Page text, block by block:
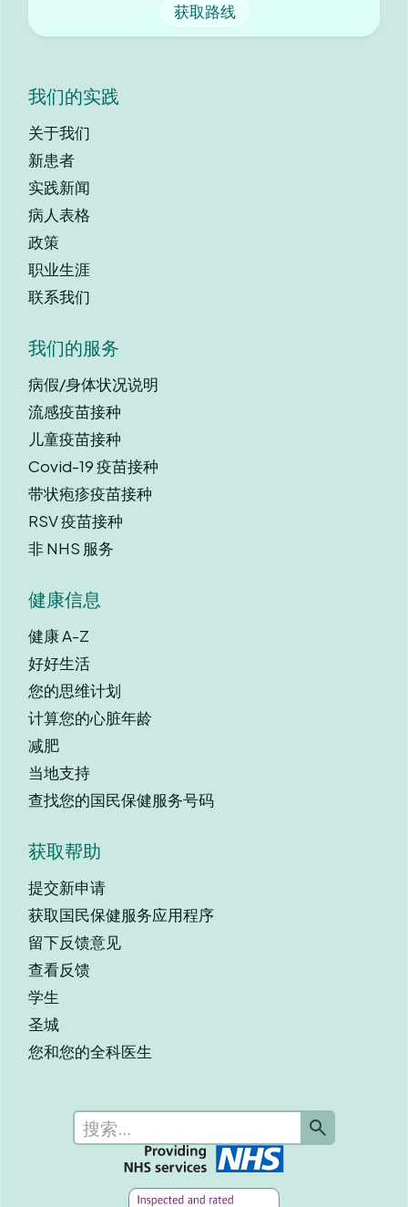
获取路线
我们的实践
关于我们
新患者
实践新闻
病人表格
政策
职业生涯
联系我们
我们的服务
病假/身体状况说明
流感疫苗接种
儿童疫苗接种
Covid-19 疫苗接种
带状疱疹疫苗接种
RSV 疫苗接种
非 NHS 服务
健康信息
健康 A-Z
好好生活
您的思维计划
计算您的心脏年龄
减肥
当地支持
查找您的国民保健服务号码
获取帮助
提交新申请
获取国民保健服务应用程序
留下反馈意见
查看反馈
学生
圣城
您和您的全科医生